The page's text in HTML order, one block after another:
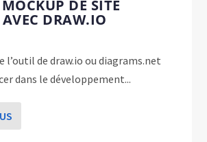
DE SITE
DRAW.IO
l’outil de draw.io ou diagrams.net
dans le développement...